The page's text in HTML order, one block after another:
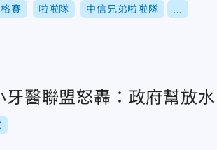
賽 啦啦隊 中信兄弟啦啦隊
醫聯盟怒轟：政府幫放水